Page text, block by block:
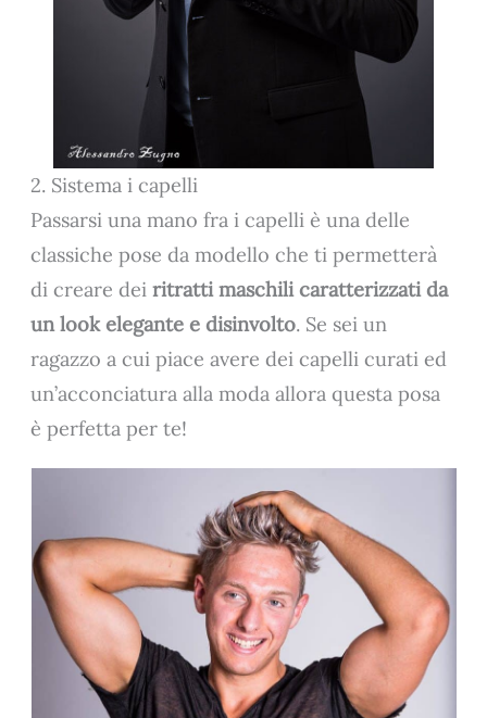
2. Sistema i capelli
Passarsi una mano fra i capelli è una delle
classiche pose da modello che ti permetterà
di creare deiritratti maschili caratterizzati da
un look elegante e disinvolto. Se sei un
ragazzo a cui piace avere dei capelli curati ed
un’acconciatura alla moda allora questa posa
è perfetta per te!